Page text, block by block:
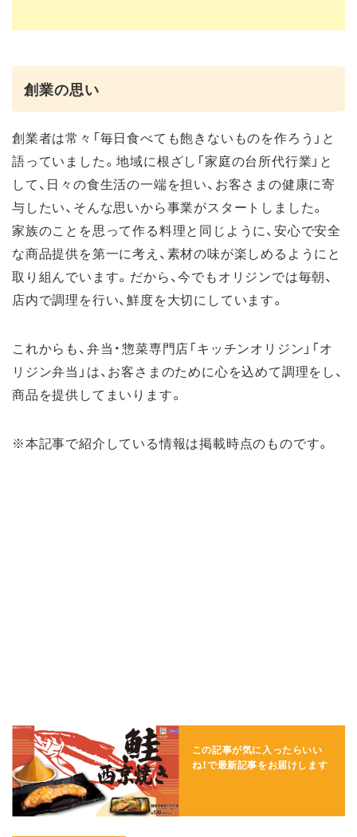
創業の思い
創業者は常々「毎日食べても飽きないものを作ろう」と
語っていました。地域に根ざし「家庭の台所代行業」と
して、日々の食生活の一端を担い、お客さまの健康に寄
与したい、そんな思いから事業がスタートしました。
家族のことを思って作る料理と同じように、安心で安全
な商品提供を第一に考え、素材の味が楽しめるようにと
取り組んでいます。だから、今でもオリジンでは毎朝、
店内で調理を行い、鮮度を大切にしています。
これからも、弁当・惣菜専門店「キッチンオリジン」「オ
リジン弁当」は、お客さまのために心を込めて調理をし、
商品を提供してまいります。
※本記事で紹介している情報は掲載時点のものです。
この記事が気に入ったらいい
ね！で最新記事をお届けします